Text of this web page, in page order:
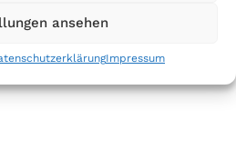
ansehen
Impressum